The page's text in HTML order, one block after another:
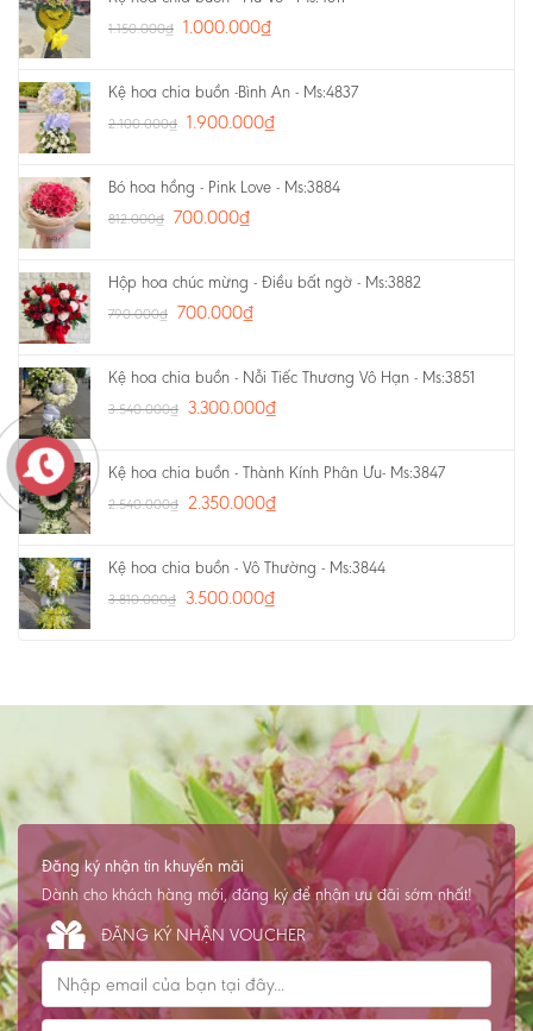
1.150.000₫ 1.000.000₫
Kệ hoa chia buồn -Bình An - Ms:4837
2.100.000₫ 1.900.000₫
Bó hoa hồng - Pink Love - Ms:3884
812.000₫ 700.000₫
Hộp hoa chúc mừng - Điều bất ngờ - Ms:3882
790.000₫ 700.000₫
Kệ hoa chia buồn - Nỗi Tiếc Thương Vô Hạn - Ms:3851
3.540.000₫ 3.300.000₫
Kệ hoa chia buồn - Thành Kính Phân Ưu- Ms:3847
2.540.000₫ 2.350.000₫
Kệ hoa chia buồn - Vô Thường - Ms:3844
3.810.000₫ 3.500.000₫
Đăng ký nhận tin khuyến mãi
Dành cho khách hàng mới, đăng ký để nhận ưu đãi sớm nhất!
ĐĂNG KÝ NHẬN VOUCHER